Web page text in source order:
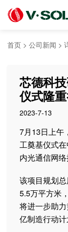
首页 > 公司新闻 >
芯德科
仪式隆重
2023-7-13
7月13日上午
工奠基仪式
内光通信网
该项目规划
5.5万平方米
将进一步助
亿制造行动计